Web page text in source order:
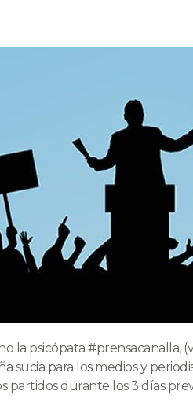
la psicópata #prensacanalla,
sucia para los medios y
partidos durante los 3 días